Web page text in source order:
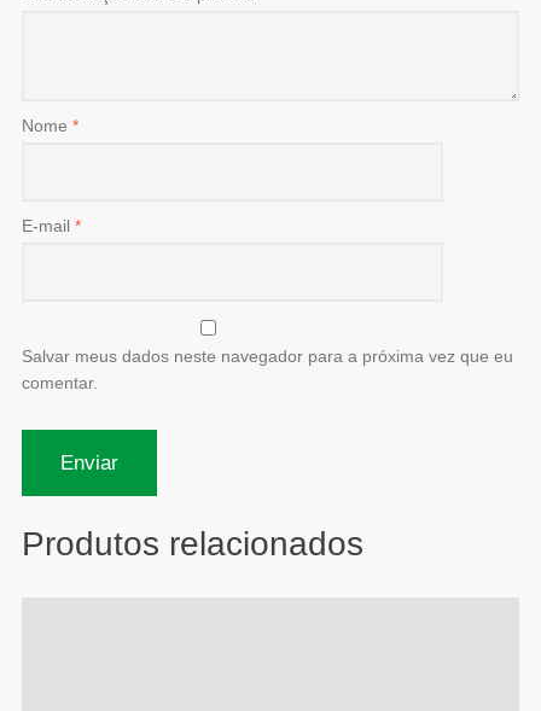
Nome *
E-mail *
Salvar meus dados neste navegador para a próxima vez que eu
comentar.
Produtos relacionados